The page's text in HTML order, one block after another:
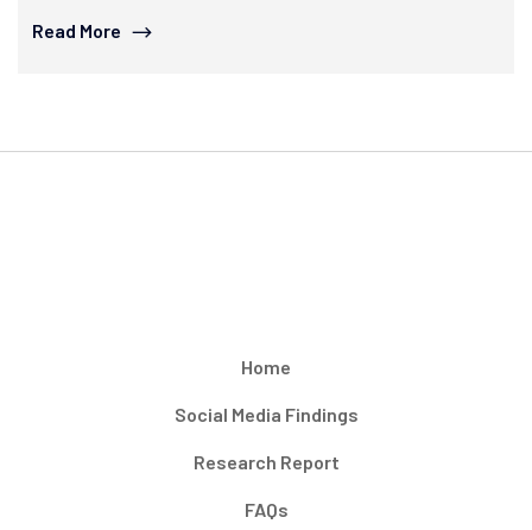
Read More
Home
Social Media Findings
Research Report
FAQs